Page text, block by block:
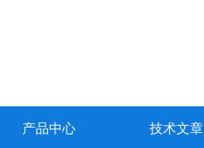
产品中心 技术文章